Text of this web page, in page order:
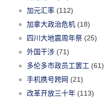
加元汇率 (112)
加拿大政治危机 (18)
四川大地震周年祭 (25)
外国干涉 (71)
多伦多市政员工罢工 (61)
手机携号跨网 (21)
改革开放三十年 (113)